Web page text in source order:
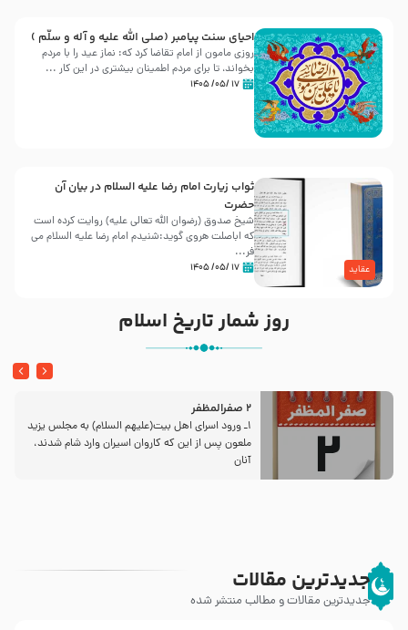
احیای سنت پیامبر (صلی الله علیه و آله و سلّم )
روزی مامون از امام تقاضا کرد که: نماز عید را با مردم
بخواند، تا برای مردم اطمینان بیشتری در این کار ...
۱۷ /۰۵/ ۱۴۰۵
عقاید
ثواب زیارت امام رضا علیه السلام در بیان آن
حضرت
شیخ صدوق (رضوان الله تعالی علیه) روایت کرده است
که اباصلت هروی گوید:شنیدم امام رضا علیه السلام می
فر...
۱۷ /۰۵/ ۱۴۰۵
روز شمار تاریخ اسلام
2 صفرالمظفر
1ـ ورود اسراى اهل بیت‌(علیهم السلام) به مجلس یزید
ملعون پس از این كه كاروان اسیران وارد شام شدند،
آنان
جدیدترین مقالات
جدیدترین مقالات و مطالب منتشر شده